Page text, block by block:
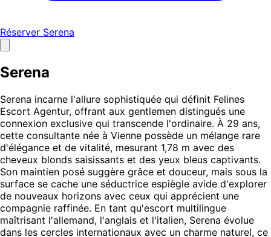
Réserver Serena
Serena
Serena incarne l'allure sophistiquée qui définit Felines
Escort Agentur, offrant aux gentlemen distingués une
connexion exclusive qui transcende l'ordinaire. À 29 ans,
cette consultante née à Vienne possède un mélange rare
d'élégance et de vitalité, mesurant 1,78 m avec des
cheveux blonds saisissants et des yeux bleus captivants.
Son maintien posé suggère grâce et douceur, mais sous la
surface se cache une séductrice espiègle avide d'explorer
de nouveaux horizons avec ceux qui apprécient une
compagnie raffinée. En tant qu'escort multilingue
maîtrisant l'allemand, l'anglais et l'italien, Serena évolue
dans les cercles internationaux avec un charme naturel, ce